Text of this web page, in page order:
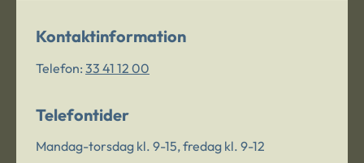
Kontaktinformation
Telefon: 33 41 12 00
Telefontider
Mandag-torsdag kl. 9-15, fredag kl. 9-12